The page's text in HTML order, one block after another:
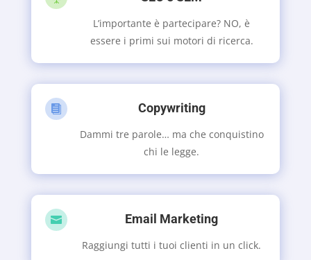
L’importante è partecipare? NO, è
essere i primi sui motori di ricerca.
 Copywriting
Dammi tre parole… ma che conquistino
chi le legge.
 Email Marketing
Raggiungi tutti i tuoi clienti in un click.